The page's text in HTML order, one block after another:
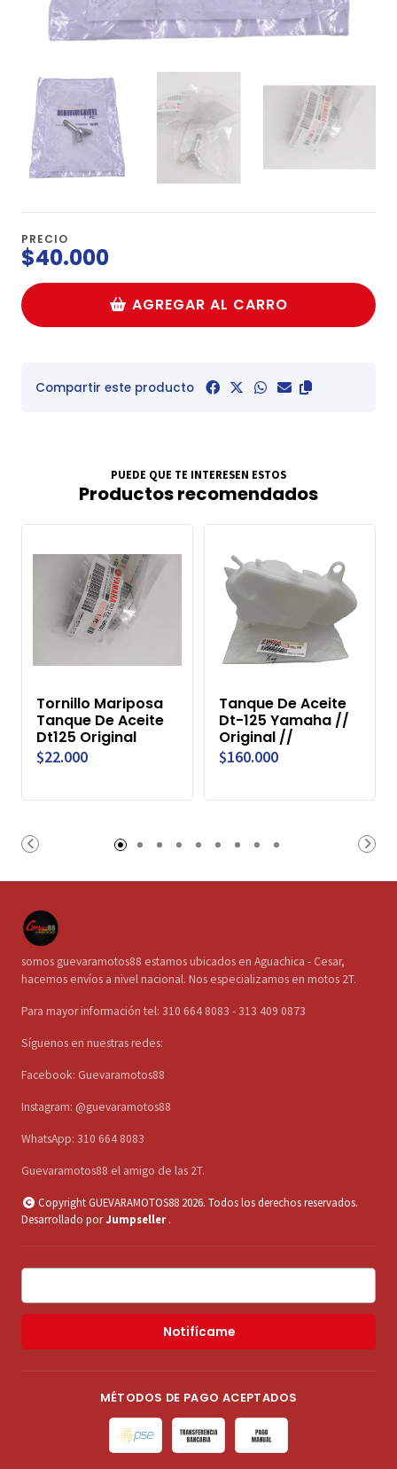
PRECIO
$40.000
AGREGAR AL CARRO
Compartir este producto
PUEDE QUE TE INTERESEN ESTOS
Productos recomendados
Tornillo Mariposa
Tanque De Aceite
Dt125 Original
$22.000
Tanque De Aceite
Dt-125 Yamaha //
Original //
$160.000
somos guevaramotos88 estamos ubicados en Aguachica - Cesar,
hacemos envíos a nivel nacional. Nos especializamos en motos 2T.
Para mayor información tel: 310 664 8083 - 313 409 0873
Síguenos en nuestras redes:
Facebook: Guevaramotos88
Instagram: @guevaramotos88
WhatsApp: 310 664 8083
Guevaramotos88 el amigo de las 2T.
Copyright GUEVARAMOTOS88 2026. Todos los derechos reservados.
Desarrollado porJumpseller .
Notifícame
MÉTODOS DE PAGO ACEPTADOS